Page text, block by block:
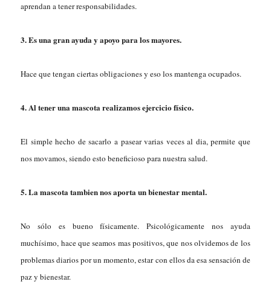
aprendan a tener responsabilidades.
3. Es una gran ayuda y apoyo para los mayores.
Hace que tengan ciertas obligaciones y eso los mantenga ocupados.
4. Al tener una mascota realizamos ejercicio físico.
El simple hecho de sacarlo a pasear varias veces al dia, permite que
nos movamos, siendo esto beneficioso para nuestra salud.
5. La mascota tambien nos aporta un bienestar mental.
No sólo es bueno físicamente. Psicológicamente nos ayuda
muchísimo, hace que seamos mas positivos, que nos olvidemos de los
problemas diarios por un momento, estar con ellos da esa sensación de
paz y bienestar.